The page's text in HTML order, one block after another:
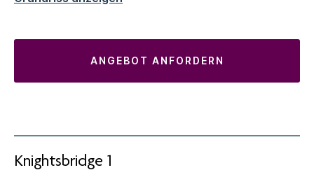
ANGEBOT ANFORDERN
Knightsbridge 1